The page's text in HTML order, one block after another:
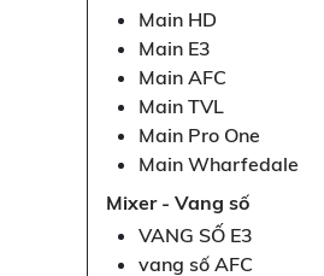
Main HD
Main E3
Main AFC
Main TVL
Main Pro One
Main Wharfedale
Mixer - Vang số
VANG SỐ E3
vang số AFC